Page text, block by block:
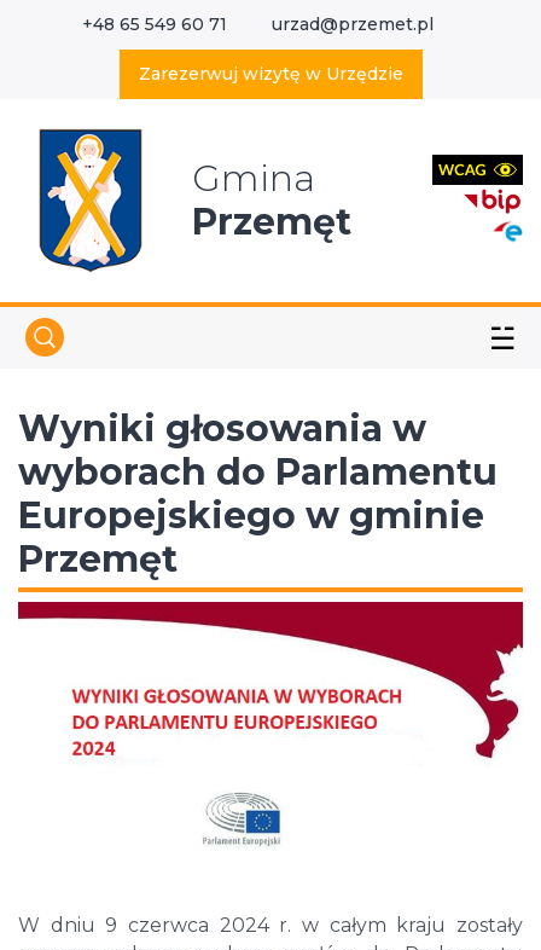
+48 65 549 60 71 urzad@przemet.pl
Zarezerwuj wizytę w Urzędzie
Gmina
Przemęt
☱
Wyniki głosowania w
wyborach do Parlamentu
Europejskiego w gminie
Przemęt
W dniu 9 czerwca 2024 r. w całym kraju zostały
Wyszukaj w serwisie